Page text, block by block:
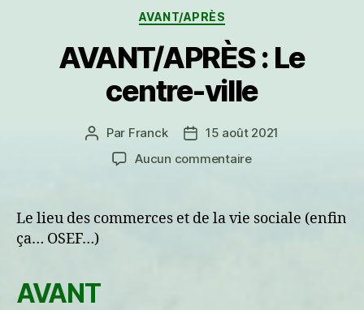
Catégories
AVANT/APRÈS
AVANT/APRÈS : Le
centre-ville
Auteur
l’article
Par Franck
Date15 août 2021
Aucun commentairesur
Le lieu des commerces et de la vie sociale (enfin
ça… OSEF…)
AVANT